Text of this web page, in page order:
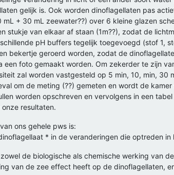
gelijk is. Ook worden dinoflagellaten pas
+ 30 mL zeewater??) over 6 kleine glazen
stukje van elkaar af staan (1m??), zodat de
pH buffers tegelijk toegevoegd (stof 1,
bekertje geroerd worden, zodat de
een foto gemaakt worden. Om zekerder te zijn
zal worden vastgesteld op 5 min, 10, min,
om de meting (??) gemeten en wordt de
worden opschreven en vervolgens in een
resultaten.
ons gehele pws is:
* in de veranderingen die optreden
de biologische als chemische werking van
van de zee effect heeft op de dinoflagellaten,